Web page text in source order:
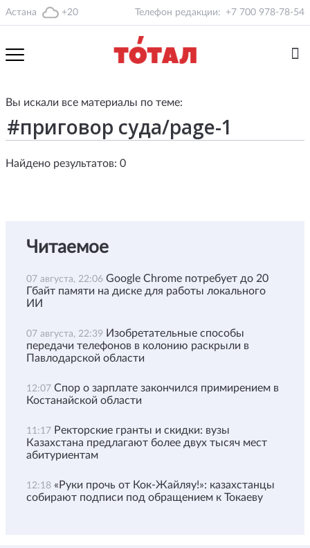
Астана +20 Телефон редакции: +7 700 978-78-54
Вы искали все материалы по теме:
Найдено результатов: 0
Читаемое
07 августа, 22:06 Google Chrome потребует до 20
Гбайт памяти на диске для работы локального
ИИ
07 августа, 22:39 Изобретательные способы
передачи телефонов в колонию раскрыли в
Павлодарской области
12:07 Спор о зарплате закончился примирением в
Костанайской области
11:17 Ректорские гранты и скидки: вузы
Казахстана предлагают более двух тысяч мест
абитуриентам
12:18 «Руки прочь от Кок-Жайляу!»: казахстанцы
собирают подписи под обращением к Токаеву